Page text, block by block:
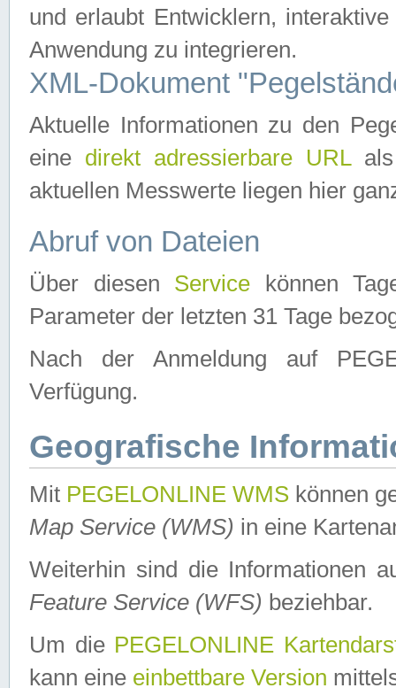
und erlaubt Entwicklern,
Anwendung zu integrieren.
XML-Dokument
Aktuelle Informationen zu den
eine direkt adressierbare URLals
aktuellen Messwerte liegen hier
Abruf von Dateien
Über diesen Service können
Parameter der letzten 31 Tage
Nach der Anmeldung auf
Verfügung.
Geografische
Mit PEGELONLINE WMS können
Map Service (WMS) in eine
Weiterhin sind die Informationen
Feature Service (WFS) beziehbar.
Um die PEGELONLINE
kann eine einbettbare Version